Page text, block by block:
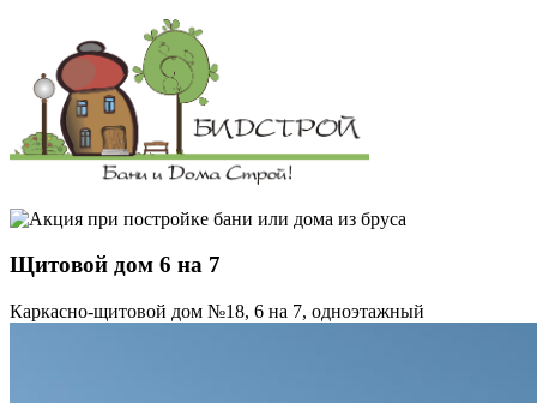
Щитовой дом 6 на 7
Каркасно-щитовой дом №18, 6 на 7, одноэтажный